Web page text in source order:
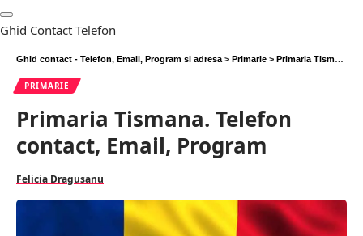
Ghid Contact Telefon
Ghid contact - Telefon, Email, Program si adresa > Primarie > Primaria Tismana. Telefon contact, Email, Program
PRIMARIE
Primaria Tismana. Telefon
contact, Email, Program
Felicia Dragusanu